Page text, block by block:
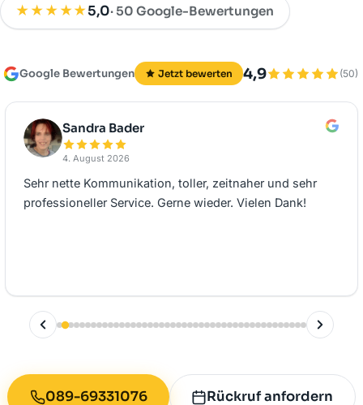
★★★★★5,0· 50 Google-Bewertungen
Google Bewertungen Jetzt bewerten 4,9 (50)
Sandra Bader
4. August 2026
Sehr nette Kommunikation, toller, zeitnaher und sehr
professioneller Service. Gerne wieder. Vielen Dank!
089-69331076 Rückruf anfordern